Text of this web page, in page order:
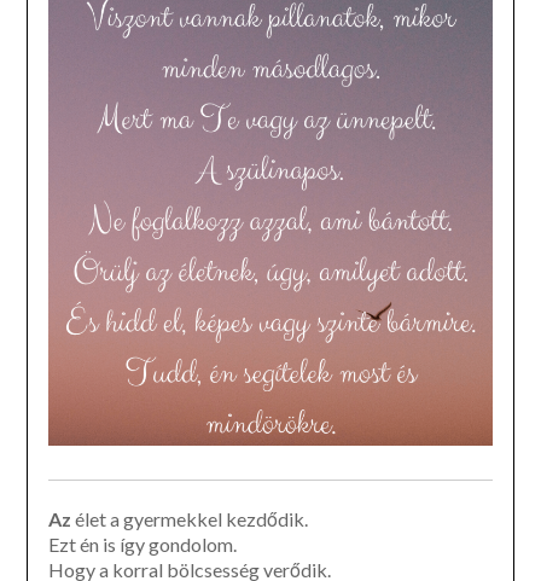
Az élet a gyermekkel kezdődik.
Ezt én is így gondolom.
Hogy a korral bölcsesség verődik.